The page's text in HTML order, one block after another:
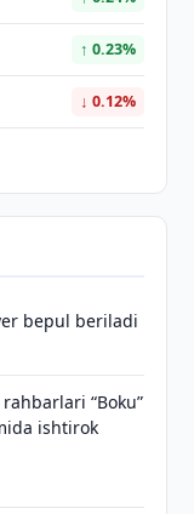
↑ 0.23%
↓ 0.12%
bepul beriladi
“Boku”
ishtirok